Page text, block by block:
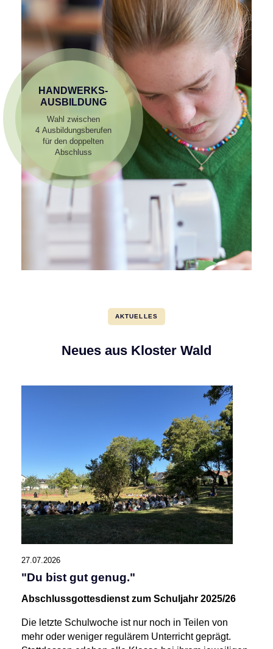
HANDWERKS­
AUSBILDUNG
Wahl zwischen
4 Ausbildungsberufen
für den doppelten
Abschluss
AKTUELLES
Neues aus Kloster Wald
27.07.2026
"Du bist gut genug."
Abschlussgottesdienst zum Schuljahr 2025/26
Die letzte Schulwoche ist nur noch in Teilen von
mehr oder weniger regulärem Unterricht geprägt.